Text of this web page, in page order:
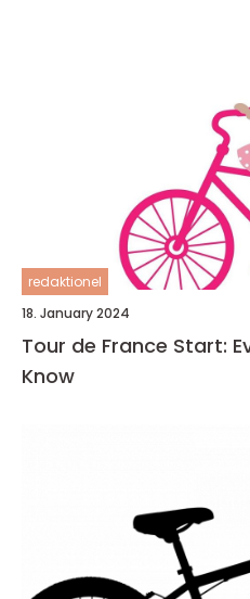
redaktionel
18. January 2024
Tour de France Start:
Know